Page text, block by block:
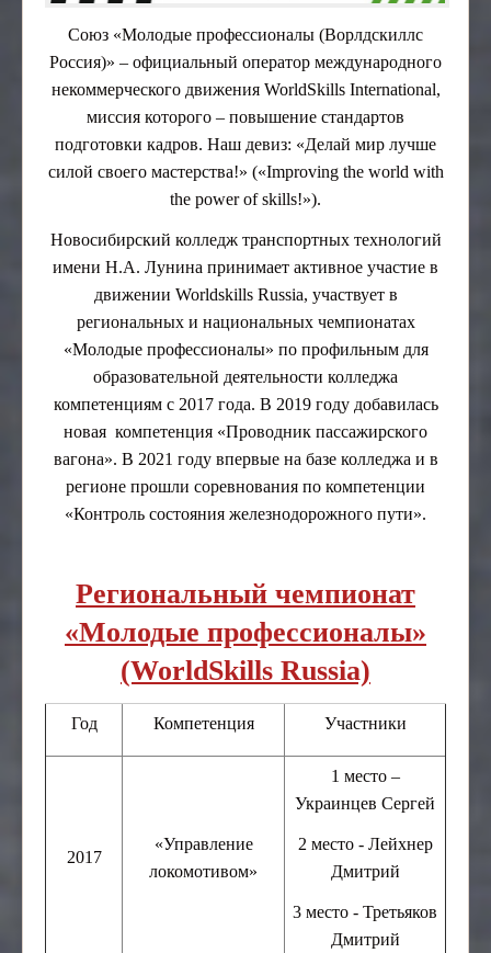
Педагогический (научно-педагогический) состав
Материально-техническое обеспечение и
оснащённость образовательного процесса
Платные образовательные услуги
Образовательные стандарты и требования
Вакантные места для приема (перевода)
Доступная среда
Международное сотрудничество
обучающихся
Организация питания в образовательной
организации
Ресурсный центр
Социально-психологическая помощь
Отраслевой методический совет
Антитеррор, защита от ЧС
Целевое обучение
Пушкинская карта
Общественные организации колледжа
Ветеранская организация
Студенческий профсоюз
Профсоюз
Волонтёрский отряд
Студенческий спортивный клуб "Локомотив"
23.01.11 Слесарь-электрик по ремонту
23.02.06 Техническая эксплуатация подвижного
состава железных дорог
08.02.10 Строительство железных дорог, путь и
путевое хозяйство
Результаты приема
Гарантии работникам
Вопросы и обращения граждан
Экскурсия по ГБПОУ НСО "НКТТ имени Н.А.Лунина"
Личный кабинет налогоплательщика
Специальная оценка условий труда (СОУТ)
Союз «Молодые профессионалы (Ворлдскиллс
Россия)» – официальный оператор международного
некоммерческого движения WorldSkills International,
миссия которого – повышение стандартов
подготовки кадров. Наш девиз: «Делай мир лучше
силой своего мастерства!» («Improving the world with
the power of skills!»).
Новосибирский колледж транспортных технологий
имени Н.А. Лунина принимает активное участие в
движении Worldskills Russia, участвует в
региональных и национальных чемпионатах
«Молодые профессионалы» по профильным для
образовательной деятельности колледжа
компетенциям с 2017 года. В 2019 году добавилась
новая компетенция «Проводник пассажирского
вагона». В 2021 году впервые на базе колледжа и в
регионе прошли соревнования по компетенции
«Контроль состояния железнодорожного пути».
Региональный чемпионат
«Молодые профессионалы»
(WorldSkills Russia)
Год Компетенция Участники
2017
«Управление
локомотивом»
1 место –
Украинцев Сергей
2 место - Лейхнер
Дмитрий
3 место - Третьяков
Дмитрий